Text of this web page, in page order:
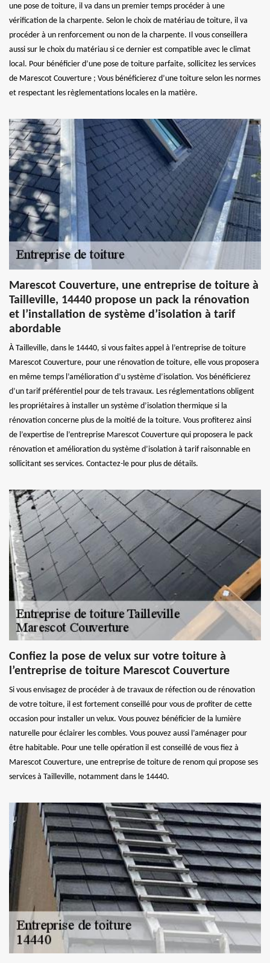
une pose de toiture, il va dans un premier temps procéder à une
vérification de la charpente. Selon le choix de matériau de toiture, il va
procéder à un renforcement ou non de la charpente. Il vous conseillera
aussi sur le choix du matériau si ce dernier est compatible avec le climat
local. Pour bénéficier d’une pose de toiture parfaite, sollicitez les services
de Marescot Couverture ; Vous bénéficierez d’une toiture selon les normes
et respectant les règlementations locales en la matière.
Marescot Couverture, une entreprise de toiture à
Tailleville, 14440 propose un pack la rénovation
et l’installation de système d’isolation à tarif
abordable
À Tailleville, dans le 14440, si vous faites appel à l’entreprise de toiture
Marescot Couverture, pour une rénovation de toiture, elle vous proposera
en même temps l’amélioration d’u système d’isolation. Vos bénéficierez
d’un tarif préférentiel pour de tels travaux. Les réglementations obligent
les propriétaires à installer un système d’isolation thermique si la
rénovation concerne plus de la moitié de la toiture. Vous profiterez ainsi
de l’expertise de l’entreprise Marescot Couverture qui proposera le pack
rénovation et amélioration du système d’isolation à tarif raisonnable en
sollicitant ses services. Contactez-le pour plus de détails.
Confiez la pose de velux sur votre toiture à
l’entreprise de toiture Marescot Couverture
Si vous envisagez de procéder à de travaux de réfection ou de rénovation
de votre toiture, il est fortement conseillé pour vous de profiter de cette
occasion pour installer un velux. Vous pouvez bénéficier de la lumière
naturelle pour éclairer les combles. Vous pouvez aussi l’aménager pour
être habitable. Pour une telle opération il est conseillé de vous fiez à
Marescot Couverture, une entreprise de toiture de renom qui propose ses
services à Tailleville, notamment dans le 14440.